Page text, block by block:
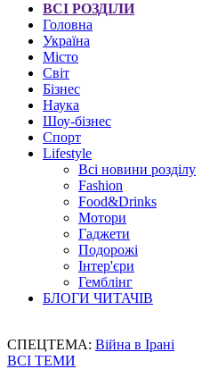
ВСІ РОЗДІЛИ
Головна
Україна
Місто
Світ
Бізнес
Наука
Шоу-бізнес
Спорт
Lifestyle
Всі новини розділу
Fashion
Food&Drinks
Мотори
Гаджети
Подорожі
Інтер'єри
Гемблінг
БЛОГИ ЧИТАЧІВ
СПЕЦТЕМА: Війна в Ірані
ВСІ ТЕМИ